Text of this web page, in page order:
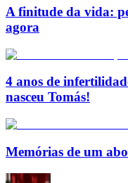
A finitude da vida:
agora
4 anos de
nasceu Tomás!
Memórias de um